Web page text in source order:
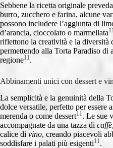
Sebbene la ricetta originale
burro, zucchero e farina, alcune
possono includere l’aggiunta di
d’arancia, cioccolato o marmellata11
riflettono la creatività e la diversità
permettendo alla Torta Paradiso di
regione11 .
Abbinamenti unici con dessert e
La semplicità e la genuinità della
dolce versatile, perfetto per essere
merenda o come dessert11 . Le sue
accompagnate da una tazza di caffè
calice di vino, creando piacevoli
soddisfare i palati più esigenti11 .